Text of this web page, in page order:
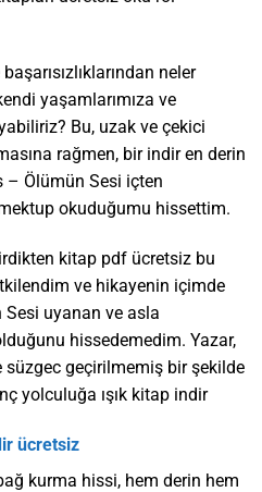
neler
yaşamlarımıza ve
Bu, uzak ve çekici
rağmen, bir indir en derin
– Ölümün Sesi içten
okuduğumu hissettim.
kitap pdf ücretsiz bu
ve hikayenin içimde
uyanan ve asla
hissedemedim. Yazar,
geçirilmemiş bir şekilde
yolculuğa ışık kitap indir
ücretsiz
kurma hissi, hem derin hem